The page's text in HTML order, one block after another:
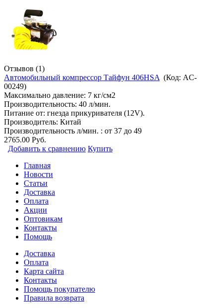
Отзывов (1)
Автомобильный компрессор Тайфун 406HSA (Код: AC-
00249)
Максимально давление: 7 кг/см2
Производительность: 40 л/мин.
Питание от: гнезда прикуривателя (12V).
Производитель: Китай
Производительность л/мин. : от 37 до 49
2765.00 Руб.
Добавить к сравнению Купить
Главная
Новости
Статьи
Доставка
Оплата
Акции
Оптовикам
Контакты
Помощь
Доставка
Оплата
Карта сайта
Контакты
Помощь покупателю
Правила возврата